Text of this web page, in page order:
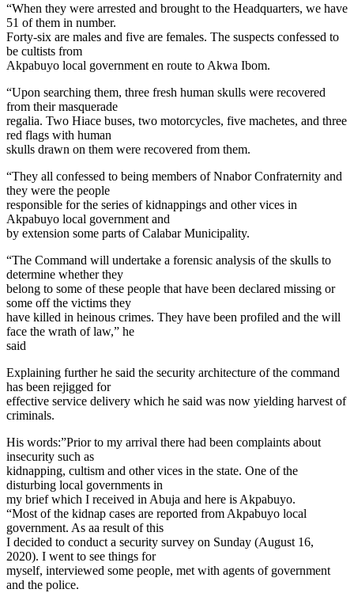
“When they were arrested and brought to the Headquarters, we have
51 of them in number.
Forty-six are males and five are females. The suspects confessed to
be cultists from
Akpabuyo local government en route to Akwa Ibom.
“Upon searching them, three fresh human skulls were recovered
from their masquerade
regalia. Two Hiace buses, two motorcycles, five machetes, and three
red flags with human
skulls drawn on them were recovered from them.
“They all confessed to being members of Nnabor Confraternity and
they were the people
responsible for the series of kidnappings and other vices in
Akpabuyo local government and
by extension some parts of Calabar Municipality.
“The Command will undertake a forensic analysis of the skulls to
determine whether they
belong to some of these people that have been declared missing or
some off the victims they
have killed in heinous crimes. They have been profiled and the will
face the wrath of law,” he
said
Explaining further he said the security architecture of the command
has been rejigged for
effective service delivery which he said was now yielding harvest of
criminals.
His words:”Prior to my arrival there had been complaints about
insecurity such as
kidnapping, cultism and other vices in the state. One of the
disturbing local governments in
my brief which I received in Abuja and here is Akpabuyo.
“Most of the kidnap cases are reported from Akpabuyo local
government. As aa result of this
I decided to conduct a security survey on Sunday (August 16,
2020). I went to see things for
myself, interviewed some people, met with agents of government
and the police.